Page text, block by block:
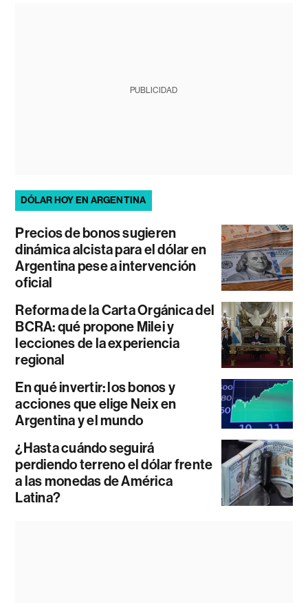
PUBLICIDAD
DÓLAR HOY EN ARGENTINA
Precios de bonos sugieren
dinámica alcista para el dólar en
Argentina pese a intervención
oficial
Reforma de la Carta Orgánica del
BCRA: qué propone Milei y
lecciones de la experiencia
regional
En qué invertir: los bonos y
acciones que elige Neix en
Argentina y el mundo
¿Hasta cuándo seguirá
perdiendo terreno el dólar frente
a las monedas de América
Latina?